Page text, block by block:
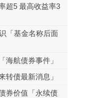
超5 最高收益率3
「基金名称后面
海航债券事件」
转债最新消息」
券价值「永续债